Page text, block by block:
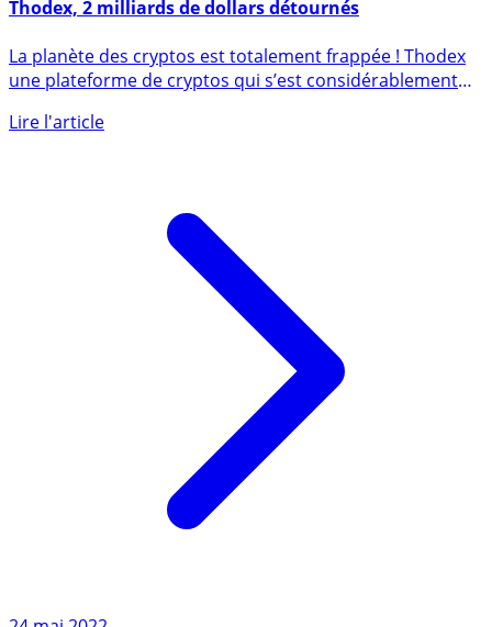
Thodex, 2 milliards de dollars détournés
une plateforme de cryptos qui s’est considérablement